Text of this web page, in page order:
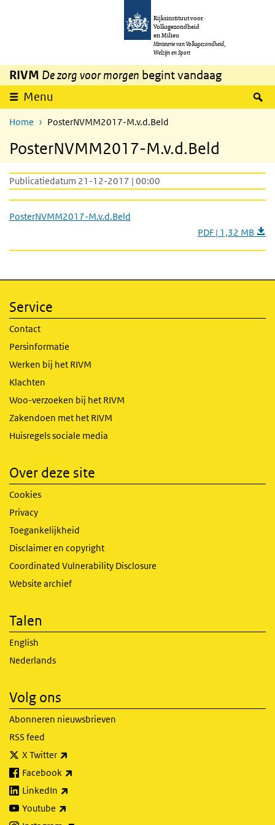
Overslaan en naar de inhoud gaan
Rijksinstituut voor
Volksgezondheid
en Milieu
Ministerie van Volksgezondheid,
Welzijn en Sport
RIVM De zorg voor morgen begint vandaag
Menu
Home PosterNVMM2017-M.v.d.Beld
PosterNVMM2017-M.v.d.Beld
Publicatiedatum 21-12-2017 | 00:00
PosterNVMM2017-M.v.d.Beld
PDF | 1,32 MB
Service
Contact
Persinformatie
Werken bij het RIVM
Klachten
Woo-verzoeken bij het RIVM
Zakendoen met het RIVM
Huisregels sociale media
Over deze site
Cookies
Privacy
Toegankelijkheid
Disclaimer en copyright
Coordinated Vulnerability Disclosure
Website archief
Talen
English
Nederlands
Volg ons
Abonneren nieuwsbrieven
RSS feed
X Twitter
Facebook
LinkedIn
Youtube